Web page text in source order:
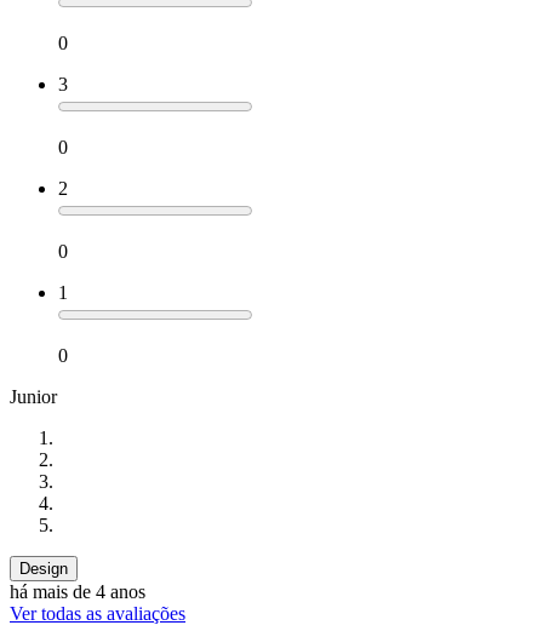
0
3
0
2
0
1
0
Junior
Design
há mais de 4 anos
Ver todas as avaliações